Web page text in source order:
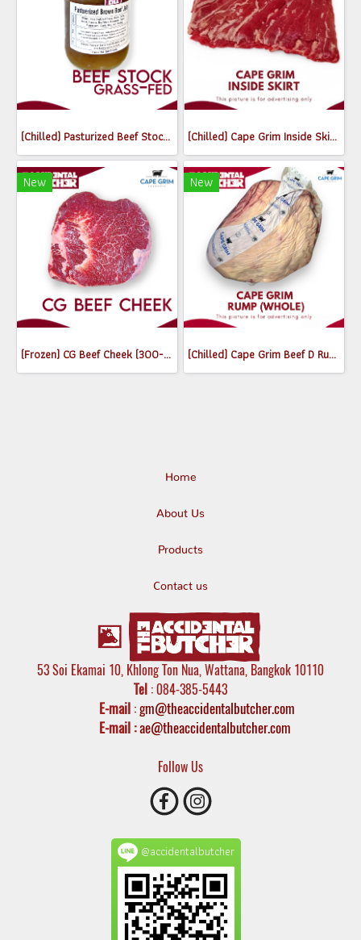
(Chilled) Pasturized Beef Stock (300ml) (Jar) (Chilled) Cape Grim Inside Skirt Steak (เนื้อพื้นท้องด้านใน) (300-350g)
New
(Frozen) CG Beef Cheek (300-350g)
New
(Chilled) Cape Grim Beef D Rump (Whole) MB2-3
Home
About Us
Products
Contact us
53 Soi Ekamai 10, Khlong Ton Nua, Wattana, Bangkok 10110
Tel : 084-385-5443
E-mail:gm@theaccidentalbutcher.com
E-mail :ae@theaccidentalbutcher.com
Follow Us
@accidentalbutcher